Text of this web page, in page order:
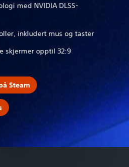
med NVIDIA DLSS-
inkludert mus og taster
skjermer opptil 32:9
Steam